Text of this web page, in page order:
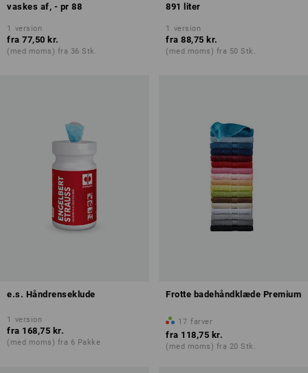
vaskes af, - pr 88
1 version
fra 77,50 kr.
(med moms) fra 36 Stk.
891 liter
1 version
fra 88,75 kr.
(med moms) fra 50 Stk.
e.s. Håndrenseklude
1 version
fra 168,75 kr.
(med moms) fra 6 Pakke
Frotte badehåndklæde Premium
17 farver
fra 118,75 kr.
(med moms) fra 20 Stk.